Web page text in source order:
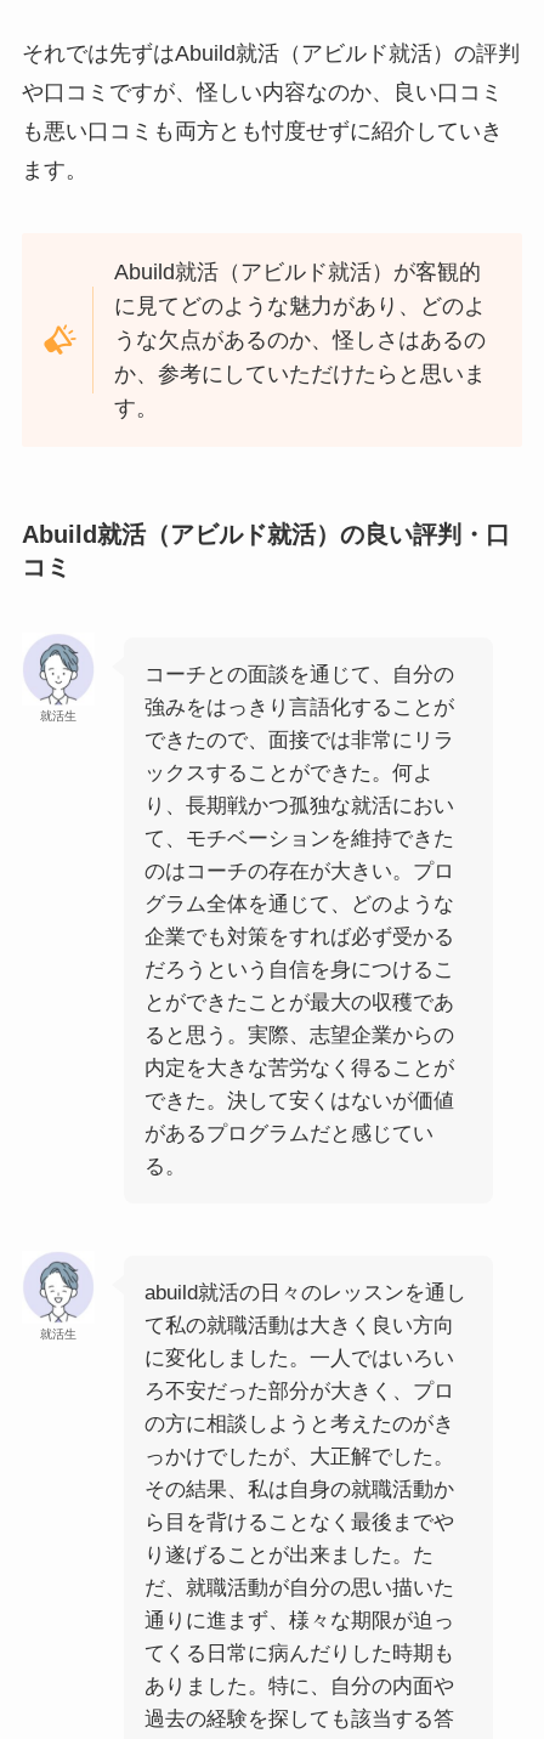
それでは先ずはAbuild就活（アビルド就活）の評判
や口コミですが、怪しい内容なのか、良い口コミ
も悪い口コミも両方とも忖度せずに紹介していき
ます。
Abuild就活（アビルド就活）が客観的
に見てどのような魅力があり、どのよ
うな欠点があるのか、怪しさはあるの
か、参考にしていただけたらと思いま
す。
Abuild就活（アビルド就活）の良い評判・口
コミ
就活生
コーチとの面談を通じて、自分の
強みをはっきり言語化することが
できたので、面接では非常にリラ
ックスすることができた。何よ
り、長期戦かつ孤独な就活におい
て、モチベーションを維持できた
のはコーチの存在が大きい。プロ
グラム全体を通じて、どのような
企業でも対策をすれば必ず受かる
だろうという自信を身につけるこ
とができたことが最大の収穫であ
ると思う。実際、志望企業からの
内定を大きな苦労なく得ることが
できた。決して安くはないが価値
があるプログラムだと感じてい
る。
就活生
abuild就活の日々のレッスンを通し
て私の就職活動は大きく良い方向
に変化しました。一人ではいろい
ろ不安だった部分が大きく、プロ
の方に相談しようと考えたのがき
っかけでしたが、大正解でした。
その結果、私は自身の就職活動か
ら目を背けることなく最後までや
り遂げることが出来ました。た
だ、就職活動が自分の思い描いた
通りに進まず、様々な期限が迫っ
てくる日常に病んだりした時期も
ありました。特に、自分の内面や
過去の経験を探しても該当する答